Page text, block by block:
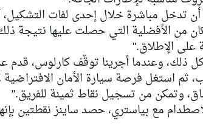
تدخل مباشرة خلال إحدى لفات التشكيل،
من الأفضلية التي حصلت عليها نتيجة
على الإطلاق."
وعندما أجرينا توقّف كارلوس، قدم
استغل فرصة سيارة الأمان الافتراضية
وتمكن من تسجيل نقاط ثمينة للفريق."
مع بياستري، حصد ساينز نقطتين